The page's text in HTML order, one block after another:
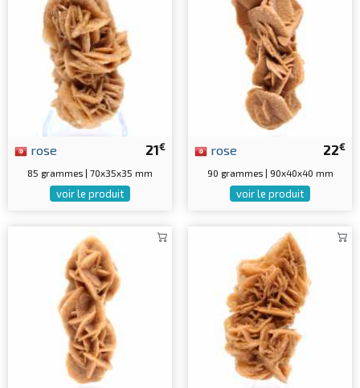
21€
rose
85 grammes | 70x35x35 mm
voir le produit
22€
rose
90 grammes | 90x40x40 mm
voir le produit